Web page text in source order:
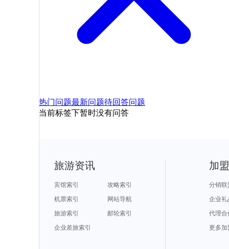
热门问题最新问题待回答问题
当前标签下暂时没有问答
旅游资讯
宾馆索引
攻略索引
机票索引
网站导航
旅游索引
邮轮索引
企业差旅索引
加
分销联
企业礼
代理合
更多加